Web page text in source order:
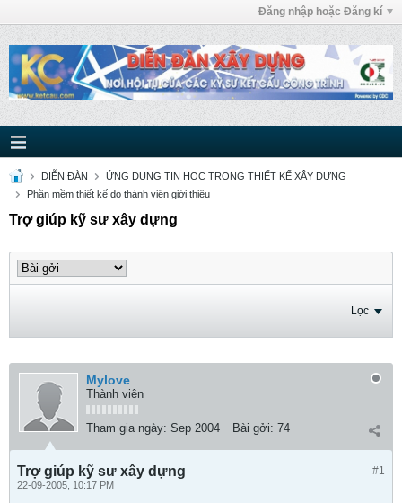
Đăng nhập hoặc Đăng kí
DIỄN ĐÀN
ỨNG DỤNG TIN HỌC TRONG THIẾT KẾ XÂY DỰNG
Phần mềm thiết kế do thành viên giới thiệu
Trợ giúp kỹ sư xây dựng
Lọc
Mylove
Thành viên
Tham gia ngày: Sep 2004 Bài gởi: 74
#1
Trợ giúp kỹ sư xây dựng
22-09-2005, 10:17 PM